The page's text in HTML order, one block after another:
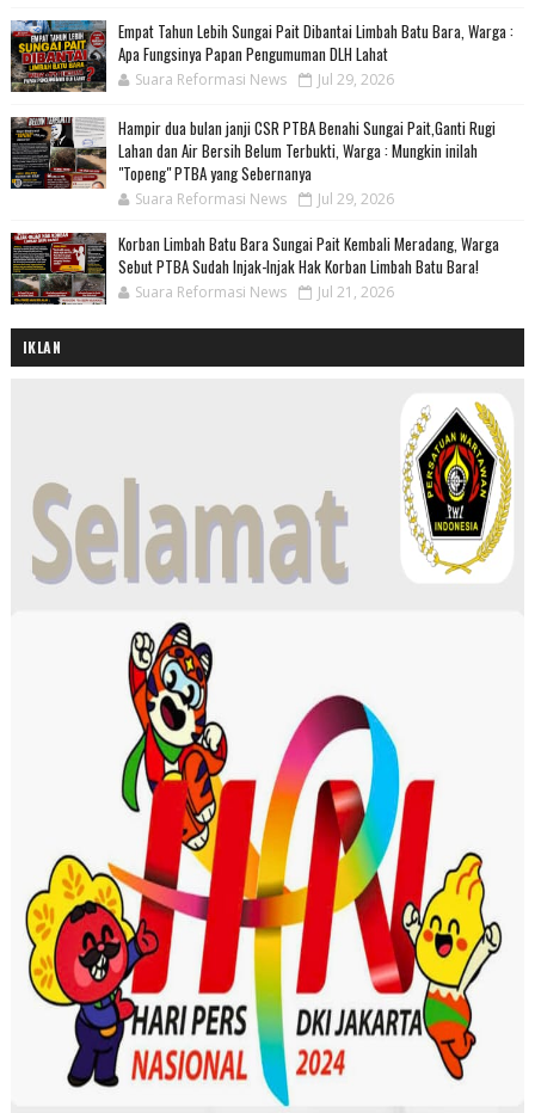
Empat Tahun Lebih Sungai Pait Dibantai Limbah Batu Bara, Warga :
Apa Fungsinya Papan Pengumuman DLH Lahat
Suara Reformasi News Jul 29, 2026
Hampir dua bulan janji CSR PTBA Benahi Sungai Pait,Ganti Rugi
Lahan dan Air Bersih Belum Terbukti, Warga : Mungkin inilah
"Topeng" PTBA yang Sebernanya
Suara Reformasi News Jul 29, 2026
Korban Limbah Batu Bara Sungai Pait Kembali Meradang, Warga
Sebut PTBA Sudah Injak-Injak Hak Korban Limbah Batu Bara!
Suara Reformasi News Jul 21, 2026
IKLAN